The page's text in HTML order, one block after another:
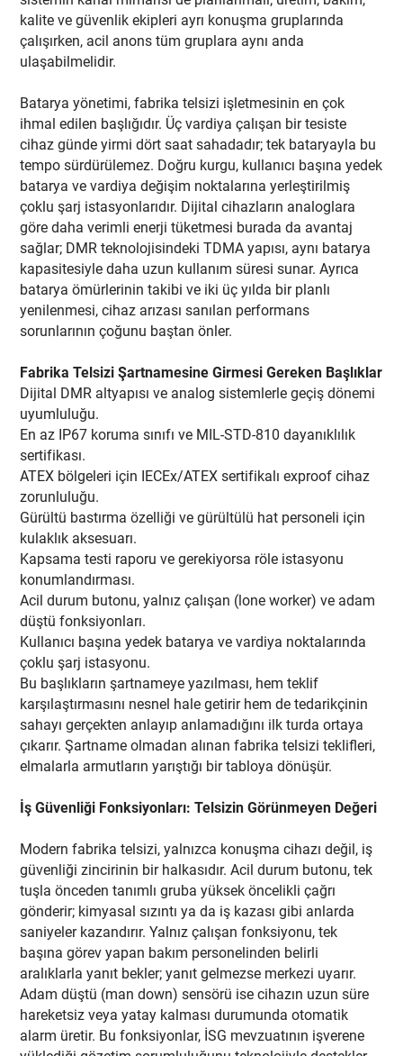
kalite ve güvenlik ekipleri ayrı konuşma gruplarında
çalışırken, acil anons tüm gruplara aynı anda
ulaşabilmelidir.
Batarya yönetimi, fabrika telsizi işletmesinin en çok
ihmal edilen başlığıdır. Üç vardiya çalışan bir tesiste
cihaz günde yirmi dört saat sahadadır; tek bataryayla bu
tempo sürdürülemez. Doğru kurgu, kullanıcı başına yedek
batarya ve vardiya değişim noktalarına yerleştirilmiş
çoklu şarj istasyonlarıdır. Dijital cihazların analoglara
göre daha verimli enerji tüketmesi burada da avantaj
sağlar; DMR teknolojisindeki TDMA yapısı, aynı batarya
kapasitesiyle daha uzun kullanım süresi sunar. Ayrıca
batarya ömürlerinin takibi ve iki üç yılda bir planlı
yenilenmesi, cihaz arızası sanılan performans
sorunlarının çoğunu baştan önler.
Fabrika Telsizi Şartnamesine Girmesi Gereken Başlıklar
Dijital DMR altyapısı ve analog sistemlerle geçiş dönemi
uyumluluğu.
En az IP67 koruma sınıfı ve MIL-STD-810 dayanıklılık
sertifikası.
ATEX bölgeleri için IECEx/ATEX sertifikalı exproof cihaz
zorunluluğu.
Gürültü bastırma özelliği ve gürültülü hat personeli için
kulaklık aksesuarı.
Kapsama testi raporu ve gerekiyorsa röle istasyonu
konumlandırması.
Acil durum butonu, yalnız çalışan (lone worker) ve adam
düştü fonksiyonları.
Kullanıcı başına yedek batarya ve vardiya noktalarında
çoklu şarj istasyonu.
Bu başlıkların şartnameye yazılması, hem teklif
karşılaştırmasını nesnel hale getirir hem de tedarikçinin
sahayı gerçekten anlayıp anlamadığını ilk turda ortaya
çıkarır. Şartname olmadan alınan fabrika telsizi teklifleri,
elmalarla armutların yarıştığı bir tabloya dönüşür.
İş Güvenliği Fonksiyonları: Telsizin Görünmeyen Değeri
Modern fabrika telsizi, yalnızca konuşma cihazı değil, iş
güvenliği zincirinin bir halkasıdır. Acil durum butonu, tek
tuşla önceden tanımlı gruba yüksek öncelikli çağrı
gönderir; kimyasal sızıntı ya da iş kazası gibi anlarda
saniyeler kazandırır. Yalnız çalışan fonksiyonu, tek
başına görev yapan bakım personelinden belirli
aralıklarla yanıt bekler; yanıt gelmezse merkezi uyarır.
Adam düştü (man down) sensörü ise cihazın uzun süre
hareketsiz veya yatay kalması durumunda otomatik
alarm üretir. Bu fonksiyonlar, İSG mevzuatının işverene